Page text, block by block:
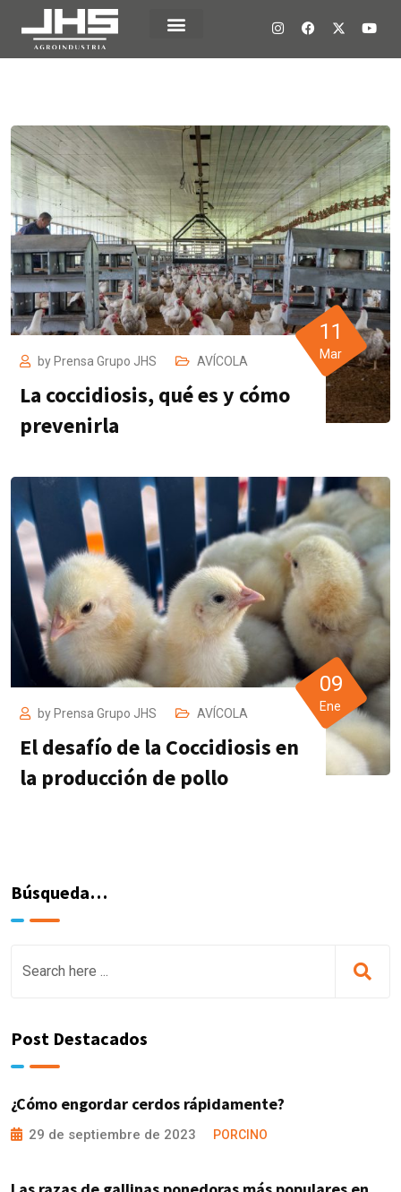
by Prensa Grupo JHS AVÍCOLA
La coccidiosis, qué es y cómo
prevenirla
11
Mar
by Prensa Grupo JHS AVÍCOLA
El desafío de la Coccidiosis en
la producción de pollo
09
Ene
Búsqueda…
Post Destacados
¿Cómo engordar cerdos rápidamente?
29 de septiembre de 2023 PORCINO